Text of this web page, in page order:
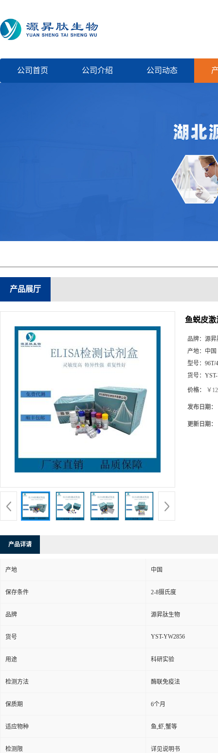
公司首页 公司介绍 公司动态
产品展厅
鱼蜕皮激
品牌： 源昇
产地： 中国
型号： 96T/
货号：
价格： ￥
发布日期：
更新日期：
产品详请
产地 中国
保存条件 2-8摄氏度
品牌 源昇肽生物
货号 YST-YW2856
用途 科研实验
检测方法 酶联免疫法
保质期 6个月
适应物种 鱼,虾,蟹等
检测限 详见说明书